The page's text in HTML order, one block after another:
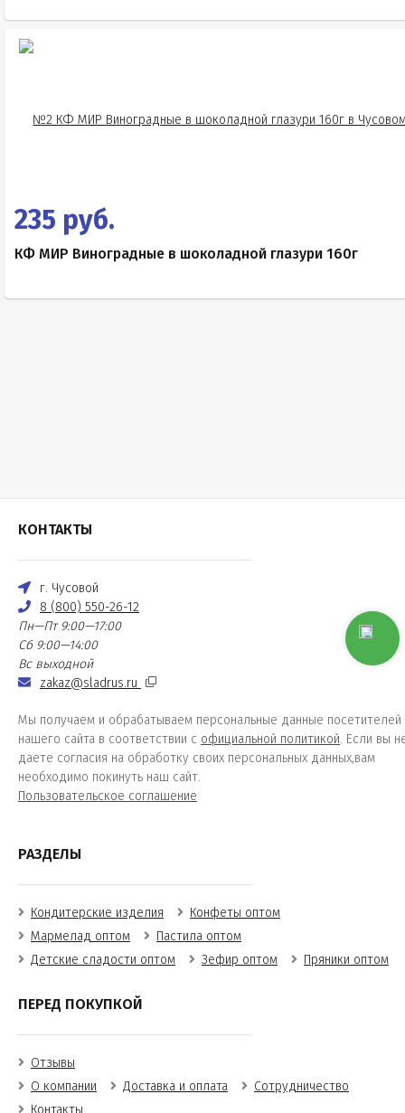
235 руб.
КФ МИР Виноградные в шоколадной глазури 160г
КОНТАКТЫ
г. Чусовой
8 (800) 550-26-12
Пн—Пт 9:00—17:00
Сб 9:00—14:00
Вс выходной
zakaz@sladrus.ru
Мы получаем и обрабатываем персональные данные посетителей
нашего сайта в соответствии с официальной политикой. Если вы
даете согласия на обработку своих персональных данных,вам
необходимо покинуть наш сайт.
Пользовательское соглашение
РАЗДЕЛЫ
Кондитерские изделия
Конфеты оптом
Мармелад оптом
Пастила оптом
Детские сладости оптом
Зефир оптом Пряники оптом
ПЕРЕД ПОКУПКОЙ
Отзывы
О компании
Доставка и оплата
Сотрудничество
Контакты